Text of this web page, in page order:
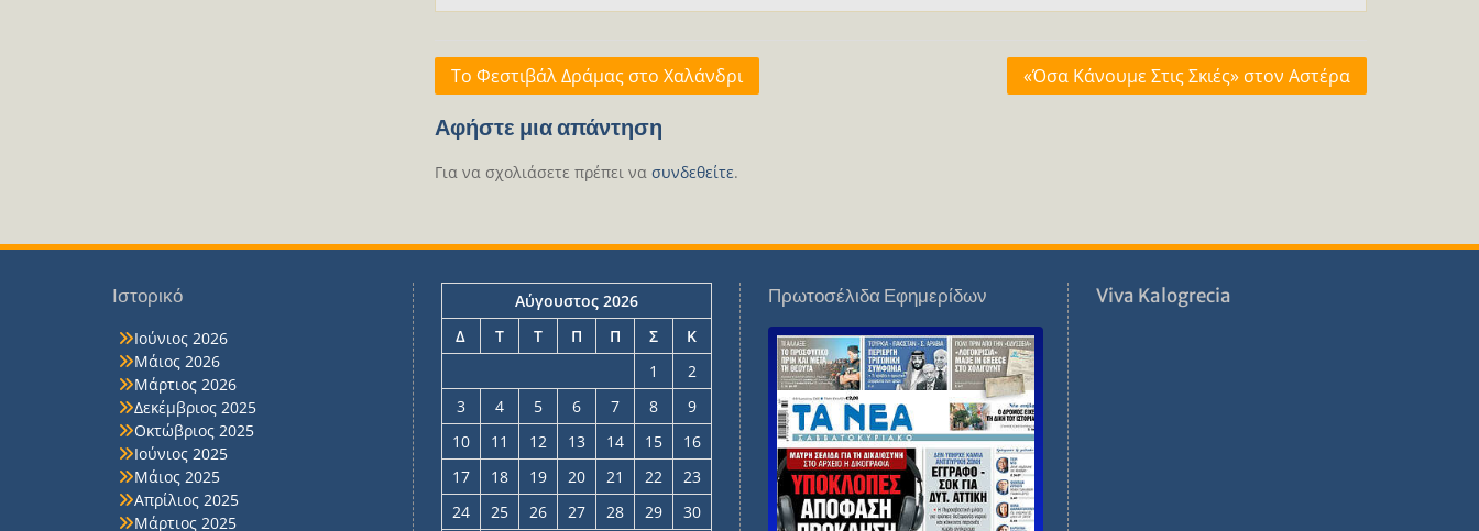
Πλοήγηση
Το Φεστιβάλ Δράμας στο Χαλάνδρι «Όσα Κάνουμε Στις Σκιές» στον Αστέρα
Αφήστε μια απάντηση
Για να σχολιάσετε πρέπει να συνδεθείτε.
Ιστορικό
Ιούνιος 2026
Μάιος 2026
Μάρτιος 2026
Δεκέμβριος 2025
Οκτώβριος 2025
Ιούνιος 2025
Μάιος 2025
Απρίλιος 2025
Μάρτιος 2025
Αύγουστος 2026
Δ
Τ Τ Π Π Σ
Κ
1
2
3
4 5 6 7 8
9
10
11 12 13 14 15
16
17
18 19 20 21 22
23
24
25 26 27 28 29 30
Πρωτοσέλιδα Εφημερίδων Viva Kalogrecia